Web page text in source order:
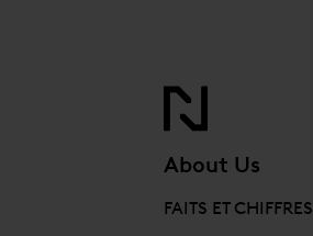
About Us
FAITS ET CHIFFRES